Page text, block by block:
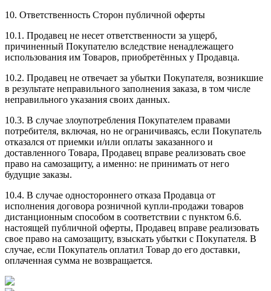
10. Ответственность Сторон публичной оферты
10.1. Продавец не несет ответственности за ущерб,
причиненный Покупателю вследствие ненадлежащего
использования им Товаров, приобретённых у Продавца.
10.2. Продавец не отвечает за убытки Покупателя, возникшие
в результате неправильного заполнения заказа, в том числе
неправильного указания своих данных.
10.3. В случае злоупотребления Покупателем правами
потребителя, включая, но не ограничиваясь, если Покупатель
отказался от приемки и/или оплаты заказанного и
доставленного Товара, Продавец вправе реализовать свое
право на самозащиту, а именно: не принимать от него
будущие заказы.
10.4. В случае одностороннего отказа Продавца от
исполнения договора розничной купли-продажи товаров
дистанционным способом в соответствии с пунктом 6.6.
настоящей публичной оферты, Продавец вправе реализовать
свое право на самозащиту, взыскать убытки с Покупателя. В
случае, если Покупатель оплатил Товар до его доставки,
оплаченная сумма не возвращается.